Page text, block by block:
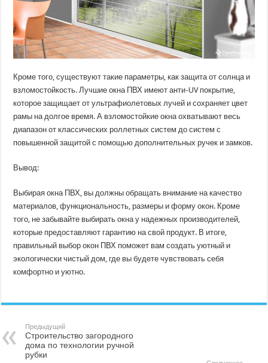
Кроме того, существуют такие параметры, как защита от солнца и
взломостойкость. Лучшие окна ПВХ имеют анти-UV покрытие,
которое защищает от ультрафиолетовых лучей и сохраняет цвет
рамы на долгое время. А взломостойкие окна охватывают весь
диапазон от классических роллетных систем до систем с
повышенной защитой с помощью дополнительных ручек и замков.
Вывод:
Выбирая окна ПВХ, вы должны обращать внимание на качество
материалов, функциональность, размеры и форму окон. Кроме
того, не забывайте выбирать окна у надежных производителей,
которые предоставляют гарантию на свой продукт. В итоге,
правильный выбор окон ПВХ поможет вам создать уютный и
экологически чистый дом, где вы будете чувствовать себя
комфортно и уютно.
Предыдущий
Строительство загородного
дома по технологии ручной
рубки